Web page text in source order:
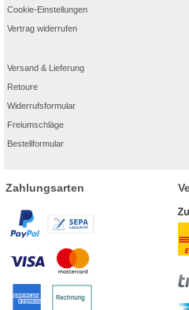
Cookie-Einstellungen
Vertrag widerrufen
Versand & Lieferung
Retoure
Widerrufsformular
Freiumschläge
Bestellformular
Zahlungsarten